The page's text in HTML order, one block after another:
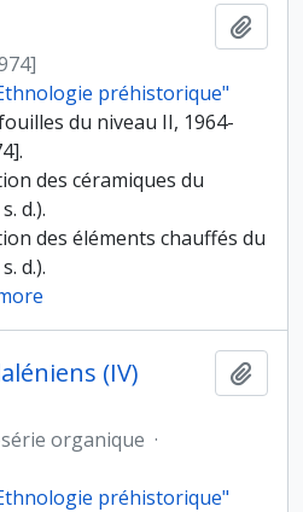
préhistorique"
du niveau II, 1964-
des céramiques du
d.).
des éléments chauffés du
d.).
(IV)
organique ·
préhistorique"